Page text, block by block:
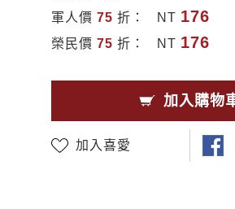
軍人價 75 折： NT 176
榮民價 75 折： NT 176
加入購物
加入喜愛